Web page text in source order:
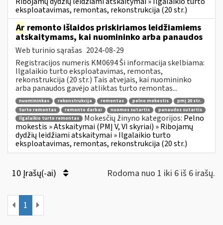
eksploatavimas, remontas, rekonstrukcija (20 str.)
Ar remonto išlaidos priskiriamos leidžiamiems
atskaitymams, kai nuomininko arba panaudos
Web turinio sąrašas 2024-08-29
Registracijos numeris KM0694 Ši informacija skelbiama:
Ilgalaikio turto eksploatavimas, remontas,
rekonstrukcija (20 str.) Tais atvejais, kai nuomininko
arba panaudos gavėjo atliktas turto remontas...
nuomininkas rekonstrukcija remontas pelno mokestis
pmį 20 str.
turto remontas
remonto darbai nuomos sutartis
panaudos sutartis
ilgalaikio turto remontas
Mokesčių žinyno kategorijos: Pelno
mokestis » Atskaitymai (PMĮ V, VI skyriai) » Ribojamų
dydžių leidžiami atskaitymai » Ilgalaikio turto
eksploatavimas, remontas, rekonstrukcija (20 str.)
10 Įrašų(-ai) Rodoma nuo 1 iki 6 iš 6 irašų.
1